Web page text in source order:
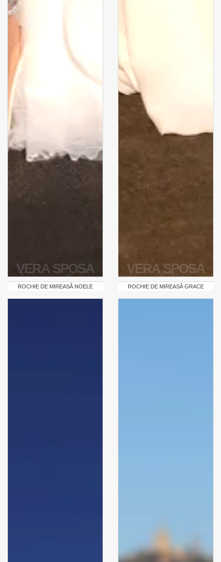
VERA SPOSA
ROCHIE DE MIREASĂ NOELE
VERA SPOSA
ROCHIE DE MIREASĂ GRACE